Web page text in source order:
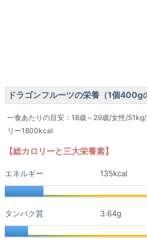
ドラゴンフルーツの栄養（1個400g
一食あたりの目安：18歳～29歳/女性/
リー1800kcal
【総カロリーと三大栄養素】
エネルギー
135kcal
タンパク質 3.64g